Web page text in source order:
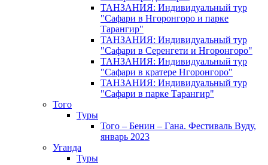
ТАНЗАНИЯ: Индивидуальный тур
"Сафари в Нгоронгоро и парке
Тарангир"
ТАНЗАНИЯ: Индивидуальный тур
"Сафари в Серенгети и Нгоронгоро"
ТАНЗАНИЯ: Индивидуальный тур
"Сафари в кратере Нгоронгоро"
ТАНЗАНИЯ: Индивидуальный тур
"Сафари в парке Тарангир"
Того
Туры
Того – Бенин – Гана. Фестиваль Вуду,
январь 2023
Уганда
Туры